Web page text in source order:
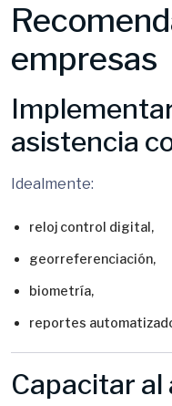
empresas
asistencia
Idealmente:
reloj control digital,
georreferenciación,
biometría,
reportes
Capacitar al